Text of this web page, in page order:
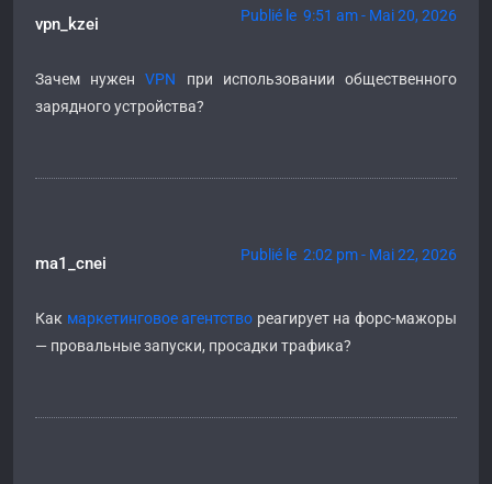
vpn_kzei Publié le 9:51 am - Mai 20, 2026
Зачем нуженVPN при использовании общественного
зарядного устройства?
ma1_cnei Publié le 2:02 pm - Mai 22, 2026
Как маркетинговое агентство реагирует на форс-мажоры
— провальные запуски, просадки трафика?